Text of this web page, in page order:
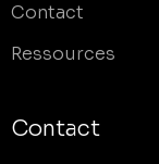
Contact
Ressources
Contact